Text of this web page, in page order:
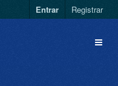
Entrar Registrar